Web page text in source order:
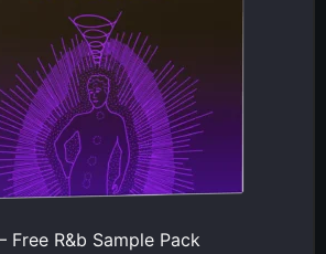
Free R&b Sample Pack